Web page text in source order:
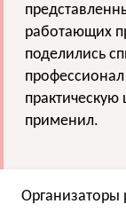
работающих
поделились
применил.
Организаторы